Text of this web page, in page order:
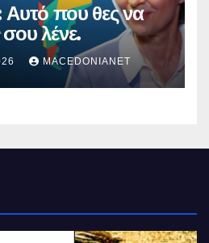
που θες να
σου λένε.
MACEDONIANET